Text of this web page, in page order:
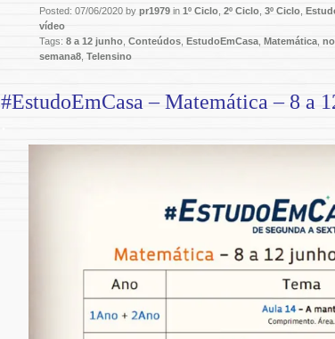
Posted: 07/06/2020 by pr1979 in 1º Ciclo 2º Ciclo 3º Ciclo
vídeo
Tags: 8 a 12 junho Conteúdos EstudoEmCasa Matemática
semana8 Telensino
#EstudoEmCasa – Matemática – 8 a